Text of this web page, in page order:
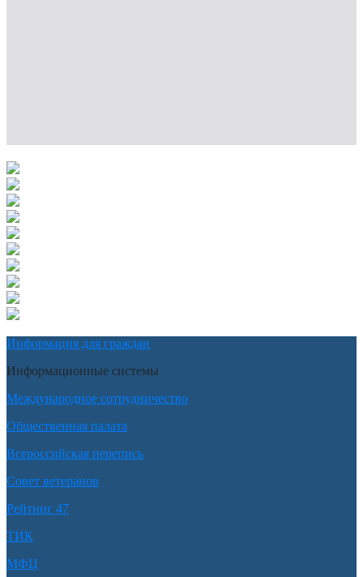
Информация для граждан
Информационные системы
Международное сотрудничество
Общественная палата
Всероссийская перепись
Совет ветеранов
Рейтинг 47
ТИК
МФЦ